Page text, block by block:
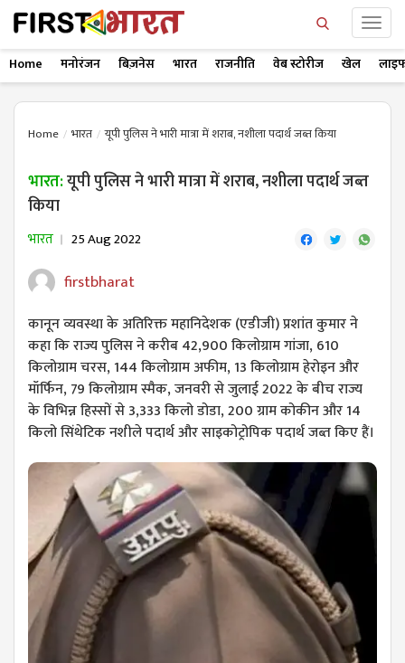
Home मनोरंजन बिज़नेस भारत राजनीति वेब स्टोरीज खेल
Home भारत यूपी पुलिस ने भारी मात्रा में शराब, नशीला पदार्थ जब्त किया
भारत:यूपी पुलिस ने भारी मात्रा में शराब, नशीला पदार्थ जब्त
किया
भारत 25 Aug 2022
firstbharat
कानून व्यवस्था के अतिरिक्त महानिदेशक (एडीजी) प्रशांत कुमार ने
कहा कि राज्य पुलिस ने करीब 42,900 किलोग्राम गांजा, 610
किलोग्राम चरस, 144 किलोग्राम अफीम, 13 किलोग्राम हेरोइन और
मॉर्फिन, 79 किलोग्राम स्मैक, जनवरी से जुलाई 2022 के बीच राज्य
के विभिन्न हिस्सों से 3,333 किलो डोडा, 200 ग्राम कोकीन और 14
किलो सिंथेटिक नशीले पदार्थ और साइकोट्रोपिक पदार्थ जब्त किए हैं।